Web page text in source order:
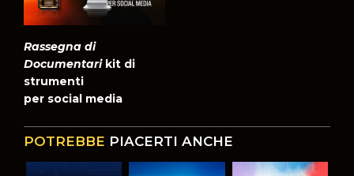
Rassegna di
Documentarikit di
strumenti
per social media
POTREBBE PIACERTI ANCHE